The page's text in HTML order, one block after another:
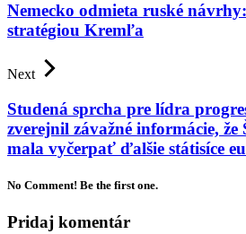
Nemecko odmieta ruské
stratégiou Kremľa
Next
Studená sprcha pre lídra
zverejnil závažné informácie, že
mala vyčerpať ďalšie státisíce
No Comment! Be the first one.
Pridaj komentár